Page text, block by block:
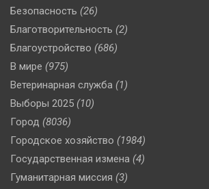
Безопасность (26)
Благотворительность (2)
Благоустройство (686)
В мире (975)
Ветеринарная служба (1)
Выборы 2025 (10)
Город (8036)
Городское хозяйство (1984)
Государственная измена (4)
Гуманитарная миссия (3)